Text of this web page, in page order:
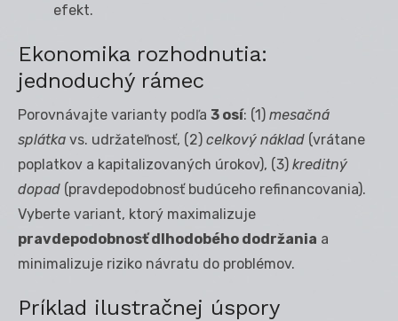
efekt.
Ekonomika rozhodnutia:
jednoduchý rámec
Porovnávajte varianty podľa 3 osí: (1) mesačná
splátka vs. udržateľnosť, (2) celkový náklad (vrátane
poplatkov a kapitalizovaných úrokov), (3) kreditný
dopad (pravdepodobnosť budúceho refinancovania).
Vyberte variant, ktorý maximalizuje
pravdepodobnosť dlhodobého dodržania a
minimalizuje riziko návratu do problémov.
Príklad ilustračnej úspory